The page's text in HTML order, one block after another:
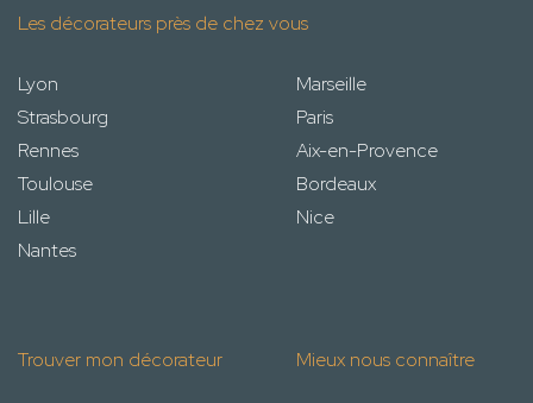
Les décorateurs près de chez vous
Lyon
Marseille
Strasbourg
Paris
Rennes
Aix-en-Provence
Toulouse
Bordeaux
Lille
Nice
Nantes
Trouver mon décorateur Mieux nous connaître